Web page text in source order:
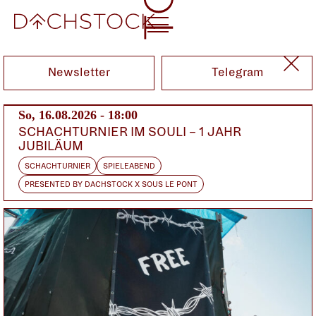
Sa, 13.05.2017
DAS KLEINE FESTIVAL DER GROSSEN BANDS
ODER UMGEKEHRT
NAKED IN ENGLISH CLASS
Newsletter Telegram
So, 16.08.2026 - 18:00
SCHACHTURNIER IM SOULI – 1 JAHR
JUBILÄUM
SCHACHTURNIER SPIELEABEND
PRESENTED BY DACHSTOCK X SOUS LE PONT